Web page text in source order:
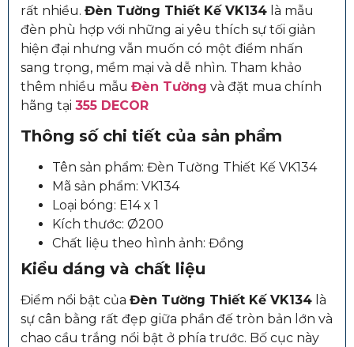
rất nhiều. Đèn Tường Thiết Kế VK134 là mẫu
đèn phù hợp với những ai yêu thích sự tối giản
hiện đại nhưng vẫn muốn có một điểm nhấn
sang trọng, mềm mại và dễ nhìn. Tham khảo
thêm nhiều mẫu Đèn Tường và đặt mua chính
hãng tại 355 DECOR
Thông số chi tiết của sản phẩm
Tên sản phẩm: Đèn Tường Thiết Kế VK134
Mã sản phẩm: VK134
Loại bóng: E14 x 1
Kích thước: Ø200
Chất liệu theo hình ảnh: Đồng
Kiểu dáng và chất liệu
Điểm nổi bật của Đèn Tường Thiết Kế VK134 là
sự cân bằng rất đẹp giữa phần đế tròn bản lớn và
chao cầu trắng nổi bật ở phía trước. Bố cục này